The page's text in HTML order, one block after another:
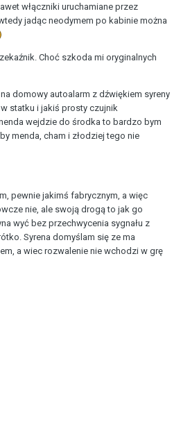
włączniki uruchamiane przez
jadąc neodymem po kabinie można
Choć szkoda mi oryginalnych
domowy autoalarm z dźwiękiem syreny
statku i jakiś prosty czujnik
wejdzie do środka to bardzo bym
menda, cham i złodziej tego nie
pewnie jakimś fabrycznym, a więc
nie, ale swoją drogą to jak go
wyć bez przechwycenia sygnału z
Syrena domyślam się ze ma
a wiec rozwalenie nie wchodzi w grę